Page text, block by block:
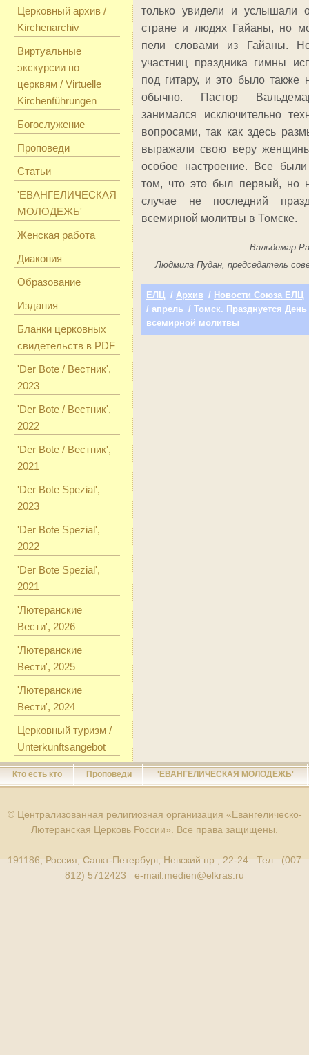
Церковный архив /
Kirchenarchiv
Виртуальные
экскурсии по
церквям / Virtuelle
Kirchenführungen
Богослужение
Проповеди
Статьи
'ЕВАНГЕЛИЧЕСКАЯ
МОЛОДЕЖЬ'
Женская работа
Диакония
Образование
Издания
Бланки церковных
свидетельств в PDF
'Der Bote / Вестник',
2023
'Der Bote / Вестник',
2022
'Der Bote / Вестник',
2021
'Der Bote Spezial',
2023
'Der Bote Spezial',
2022
'Der Bote Spezial',
2021
'Лютеранские
Вести', 2026
'Лютеранские
Вести', 2025
'Лютеранские
Вести', 2024
Церковный туризм /
Unterkunftsangebot
только увидели и услышали
стране и людях Гайаны, но
пели словами из Гайаны.
участниц праздника гимны
под гитару, и это было также
обычно. Пастор
занимался исключительно
во­просами, так как здесь
выражали свою веру
особое настроение. Все
том, что это был первый, но
случае не последний
всемирной молитвы в Том­ске.
Вальдемар
Людмила Пудан, председатель
ЕЛЦ / Архив / Новости Союза ЕЛЦ
/ апрель / Томск. Празднуется День
всемирной молитвы
Кто есть кто Проповеди 'ЕВАНГЕЛИЧЕСКАЯ МОЛОДЕЖЬ'
© Централизованная религиозная организация «Евангелическо-
Лютеранская Церковь России». Все права защищены.
191186, Россия, Санкт-Петербург, Невский пр., 22-24 Тел.: (007
812) 5712423 e-mail:medien@elkras.ru